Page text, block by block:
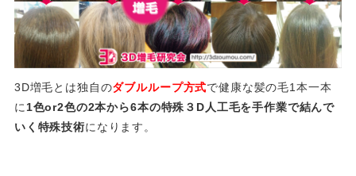
3D増毛とは独自のダブルループ方式で健康な髪の毛1本一本
に 1色or2色の2本から6本の特殊３D人工毛を手作業で結んで
いく特殊技術になります。